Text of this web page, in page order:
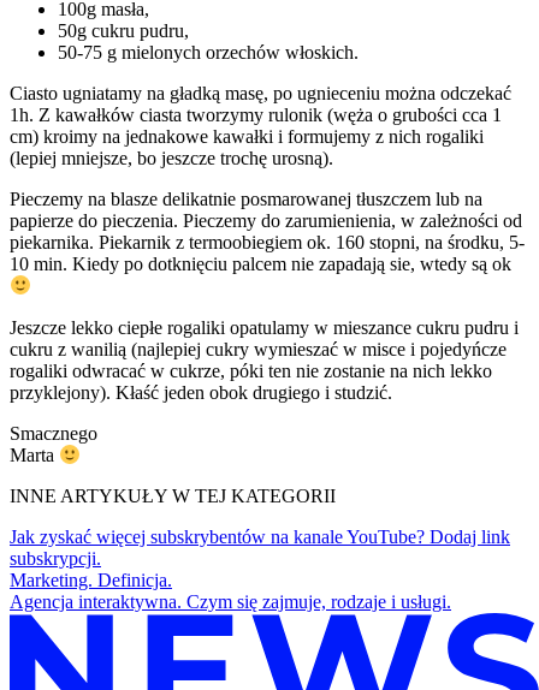
100g masła,
50g cukru pudru,
50-75 g mielonych orzechów włoskich.
Ciasto ugniatamy na gładką masę, po ugnieceniu można odczekać
1h. Z kawałków ciasta tworzymy rulonik (węża o grubości cca 1
cm) kroimy na jednakowe kawałki i formujemy z nich rogaliki
(lepiej mniejsze, bo jeszcze trochę urosną).
Pieczemy na blasze delikatnie posmarowanej tłuszczem lub na
papierze do pieczenia. Pieczemy do zarumienienia, w zależności od
piekarnika. Piekarnik z termoobiegiem ok. 160 stopni, na środku, 5-
10 min. Kiedy po dotknięciu palcem nie zapadają sie, wtedy są ok
Jeszcze lekko ciepłe rogaliki opatulamy w mieszance cukru pudru i
cukru z wanilią (najlepiej cukry wymieszać w misce i pojedyńcze
rogaliki odwracać w cukrze, póki ten nie zostanie na nich lekko
przyklejony). Kłaść jeden obok drugiego i studzić.
Smacznego
Marta
INNE ARTYKUŁY W TEJ KATEGORII
Jak zyskać więcej subskrybentów na kanale YouTube? Dodaj link
subskrypcji.
Marketing. Definicja.
Agencja interaktywna. Czym się zajmuje, rodzaje i usługi.